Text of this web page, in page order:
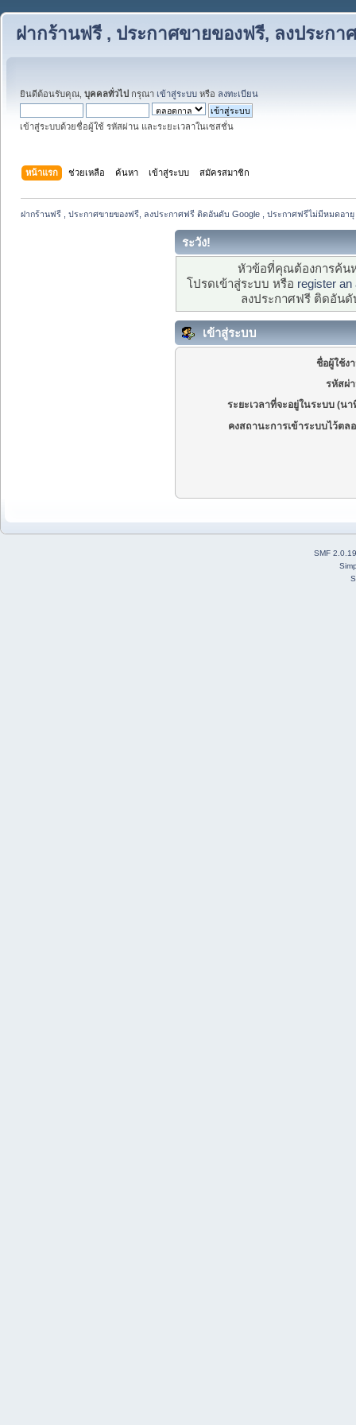
ฝากร้านฟรี , ประกาศขายของฟรี, ลงประก
ยินดีต้อนรับคุณ, บุคคลทั่วไป กรุณา เข้าสู่ระบบ หรือ ลงทะเบียน
เข้าสู่ระบบด้วยชื่อผู้ใช้ รหัสผ่าน และระยะเวลาในเซสชั่น
หน้าแรก ช่วยเหลือ ค้นหา เข้าสู่ระบบ สมัครสมาชิก
ฝากร้านฟรี , ประกาศขายของฟรี, ลงประกาศฟรี ติดอันดับ Google , ประกาศฟรีไม่มีหมดอายุ
ระวัง!
หัวข้อที่คุณต้องการค้น
โปรดเข้าสู่ระบบ หรือ register an
ลงประกาศฟรี ติดอัน
เข้าสู่ระบบ
ชื่อผู้ใช้ง
รหัสผ่
ระยะเวลาที่จะอยู่ในระบบ (นา
คงสถานะการเข้าระบบไว้ตล
SMF 2.0.19